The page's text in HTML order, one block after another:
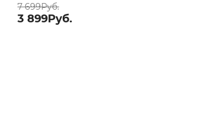
7 699Руб.
3 899Руб.